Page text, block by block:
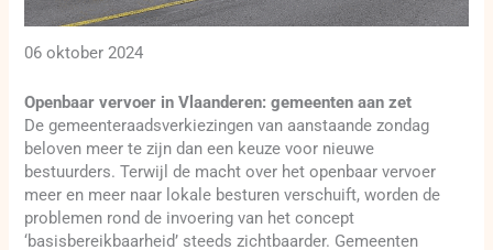
06 oktober 2024
Openbaar vervoer in Vlaanderen: gemeenten aan zet
De gemeenteraadsverkiezingen van aanstaande zondag
beloven meer te zijn dan een keuze voor nieuwe
bestuurders. Terwijl de macht over het openbaar vervoer
meer en meer naar lokale besturen verschuift, worden de
problemen rond de invoering van het concept
‘basisbereikbaarheid’ steeds zichtbaarder. Gemeenten